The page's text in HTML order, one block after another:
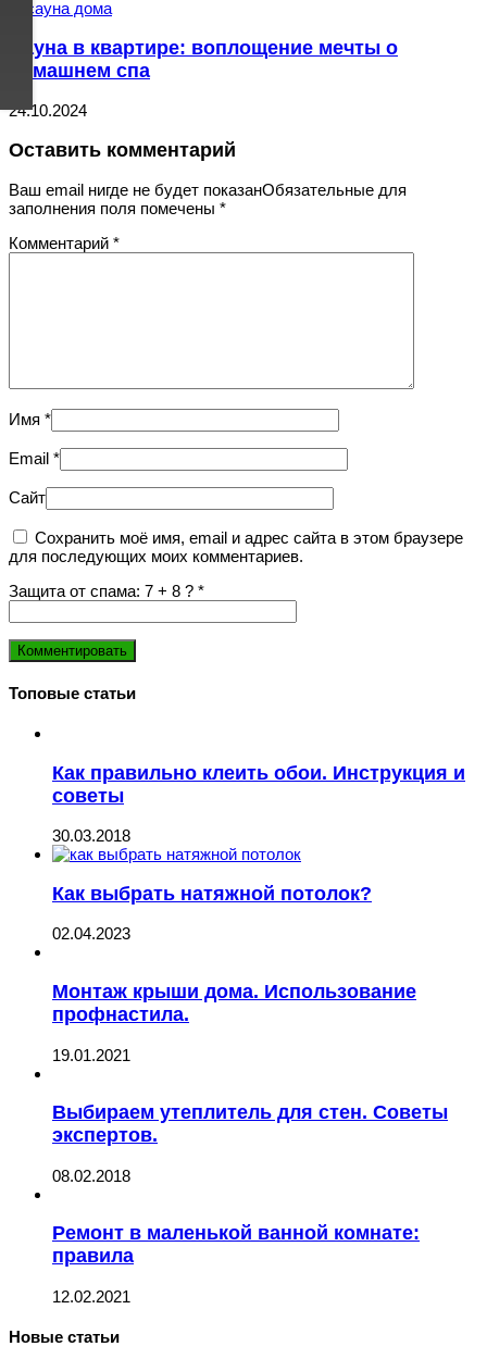
Сауна в квартире: воплощение мечты о
домашнем спа
24.10.2024
Оставить комментарий
Ваш email нигде не будет показанОбязательные для
заполнения поля помечены *
Комментарий *
Имя *
Email *
Сайт
Сохранить моё имя, email и адрес сайта в этом браузере
для последующих моих комментариев.
Защита от спама: 7 + 8 ? *
Топовые статьи
Как правильно клеить обои. Инструкция и
советы
30.03.2018
Как выбрать натяжной потолок?
02.04.2023
Монтаж крыши дома. Использование
профнастила.
19.01.2021
Выбираем утеплитель для стен. Советы
экспертов.
08.02.2018
Ремонт в маленькой ванной комнате:
правила
12.02.2021
Новые статьи